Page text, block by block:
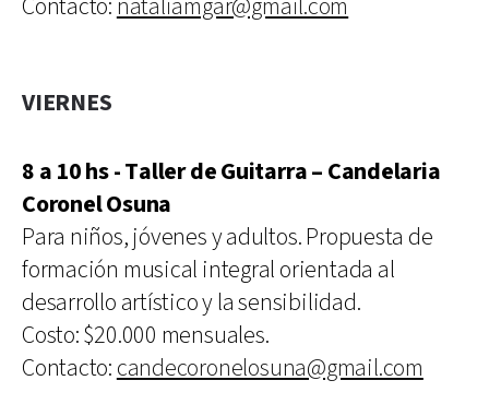
Contacto: nataliamgar@gmail.com
VIERNES
8 a 10 hs - Taller de Guitarra – Candelaria
Coronel Osuna
Para niños, jóvenes y adultos. Propuesta de
formación musical integral orientada al
desarrollo artístico y la sensibilidad.
Costo: $20.000 mensuales.
Contacto: candecoronelosuna@gmail.com